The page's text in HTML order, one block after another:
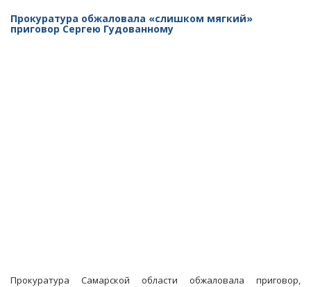
Елизарова.
Суду
Прокуратура обжаловала «слишком мягкий»
приговор Сергею Гудованному
Прокуратура Самарской области обжаловала приговор,